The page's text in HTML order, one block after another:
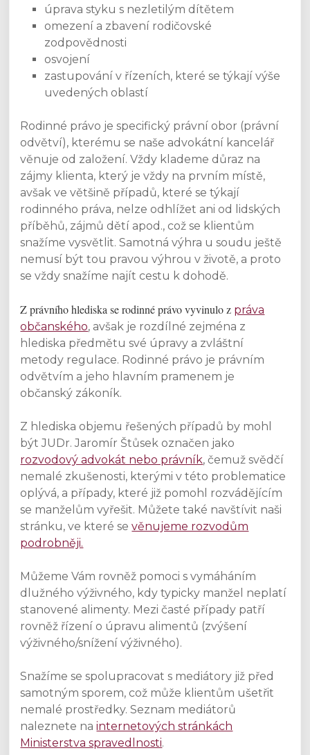
úprava styku s nezletilým dítětem
omezení a zbavení rodičovské
zodpovědnosti
osvojení
zastupování v řízeních, které se týkají výše
uvedených oblastí
Rodinné právo je specifický právní obor (právní
odvětví), kterému se naše advokátní kancelář
věnuje od založení. Vždy klademe důraz na
zájmy klienta, který je vždy na prvním místě,
avšak ve většině případů, které se týkají
rodinného práva, nelze odhlížet ani od lidských
příběhů, zájmů dětí apod., což se klientům
snažíme vysvětlit. Samotná výhra u soudu ještě
nemusí být tou pravou výhrou v životě, a proto
se vždy snažíme najít cestu k dohodě.
Z právního hlediska se rodinné právo vyvinulo z práva
občanského, avšak je rozdílné zejména z
hlediska předmětu své úpravy a zvláštní
metody regulace. Rodinné právo je právním
odvětvím a jeho hlavním pramenem je
občanský zákoník.
Z hlediska objemu řešených případů by mohl
být JUDr. Jaromír Štůsek označen jako
rozvodový advokát nebo právník, čemuž svědčí
nemalé zkušenosti, kterými v této problematice
oplývá, a případy, které již pomohl rozvádějícím
se manželům vyřešit. Můžete také navštívit naši
stránku, ve které sevěnujeme rozvodům
podrobněji.
Můžeme Vám rovněž pomoci s vymáháním
dlužného výživného, kdy typicky manžel neplatí
stanovené alimenty. Mezi časté případy patří
rovněž řízení o úpravu alimentů (zvýšení
výživného/snížení výživného).
Snažíme se spolupracovat s mediátory již před
samotným sporem, což může klientům ušetřit
nemalé prostředky. Seznam mediátorů
naleznete nainternetových stránkách
Ministerstva spravedlnosti.